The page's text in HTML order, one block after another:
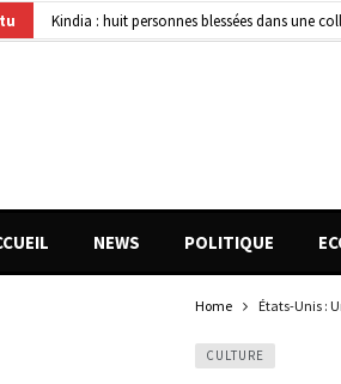
Affaire disparition d’argent à AFG Bank : les
NEWS POLITIQUE
Home États-Unis :
CULTURE